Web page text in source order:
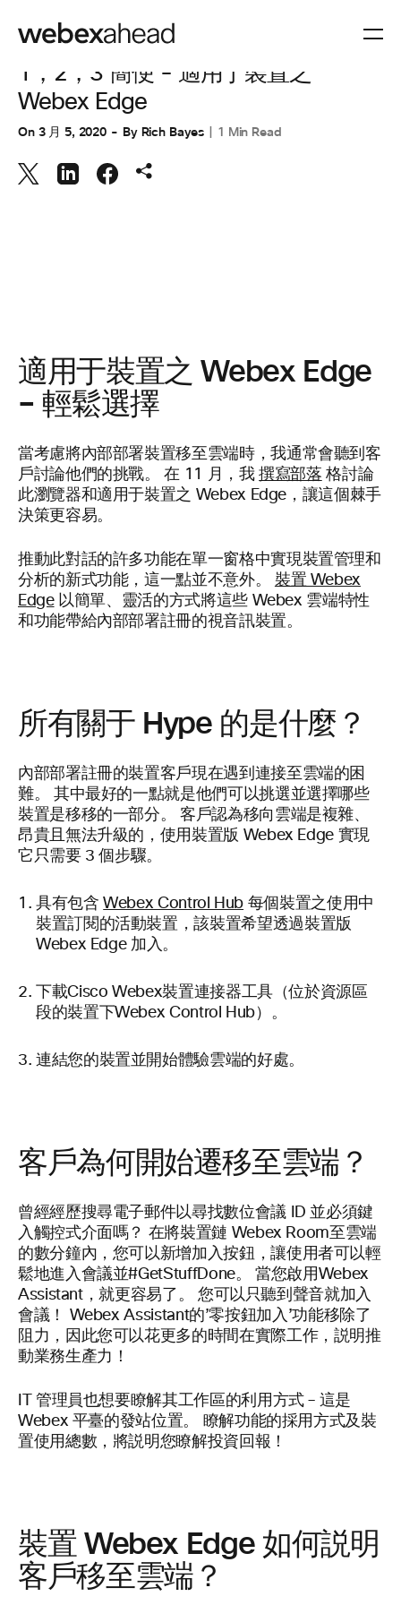
協作裝置, 協同合作
1，2，3 簡便 - 適用于裝置之
Webex Edge
On 3 月 5, 2020 By Rich Bayes 1 Min Read
適用于裝置之 Webex Edge
– 輕鬆選擇
當考慮將內部部署裝置移至雲端時，我通常會聽到客
戶討論他們的挑戰。 在 11 月，我撰寫部落 格討論
此瀏覽器和適用于裝置之 Webex Edge，讓這個棘手
決策更容易。
推動此對話的許多功能在單一窗格中實現裝置管理和
分析的新式功能，這一點並不意外。 裝置 Webex
Edge以簡單、靈活的方式將這些 Webex 雲端特性
和功能帶給內部部署註冊的視音訊裝置。
所有關于 Hype 的是什麼？
內部部署註冊的裝置客戶現在遇到連接至雲端的困
難。 其中最好的一點就是他們可以挑選並選擇哪些
裝置是移移的一部分。 客戶認為移向雲端是複雜、
昂貴且無法升級的，使用裝置版 Webex Edge 實現
它只需要 3 個步驟。
具有包含Webex Control Hub 每個裝置之使用中
裝置訂閱的活動裝置，該裝置希望透過裝置版
Webex Edge 加入。
下載Cisco Webex裝置連接器工具（位於資源區
段的裝置下Webex Control Hub）。
連結您的裝置並開始體驗雲端的好處。
客戶為何開始遷移至雲端？
曾經經歷搜尋電子郵件以尋找數位會議 ID 並必須鍵
入觸控式介面嗎？ 在將裝置鏈 Webex Room至雲端
的數分鐘內，您可以新增加入按鈕，讓使用者可以輕
鬆地進入會議並#GetStuffDone。 當您啟用Webex
Assistant，就更容易了。 您可以只聽到聲音就加入
會議！ Webex Assistant的’零按鈕加入’功能移除了
阻力，因此您可以花更多的時間在實際工作，説明推
動業務生產力！
IT 管理員也想要瞭解其工作區的利用方式 – 這是
Webex 平臺的發站位置。 瞭解功能的採用方式及裝
置使用總數，將説明您瞭解投資回報！
裝置 Webex Edge 如何説明
客戶移至雲端？